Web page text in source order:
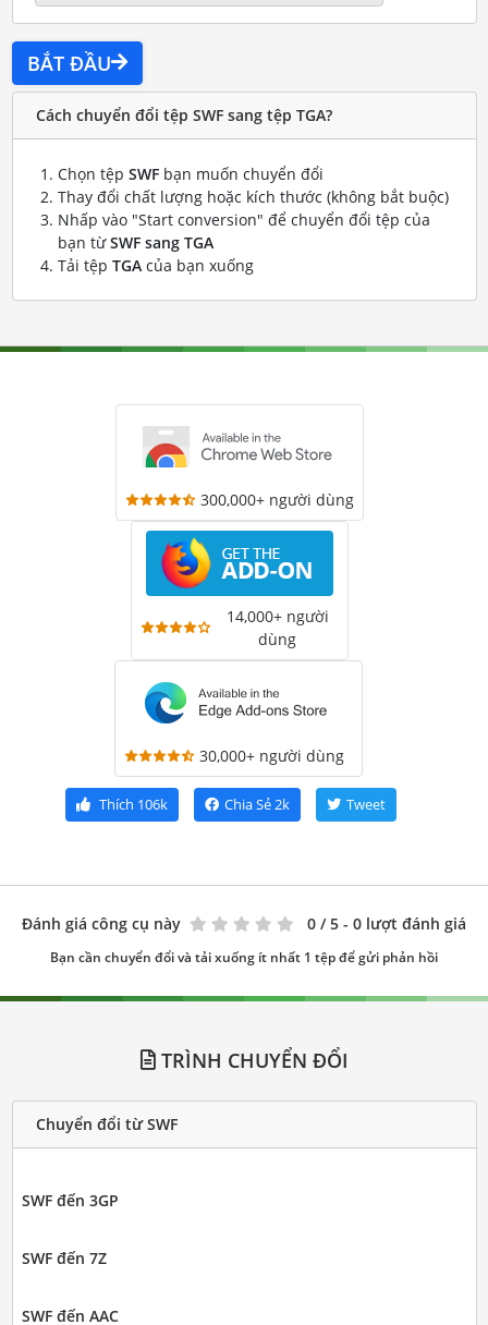
BẮT ĐẦU
Cách chuyển đổi tệp SWF sang tệp TGA?
Chọn tệp SWFbạn muốn chuyển đổi
Thay đổi chất lượng hoặc kích thước (không bắt buộc)
Nhấp vào "Start conversion" để chuyển đổi tệp của
bạn từSWF sang TGA
Tải tệp TGAcủa bạn xuống
300,000+ người dùng
14,000+ người
dùng
30,000+ người dùng
Thích 106k Chia Sẻ2k Tweet
Đánh giá công cụ này 0 / 5 - 0 lượt đánh giá
Bạn cần chuyển đổi và tải xuống ít nhất 1 tệp để gửi phản hồi
TRÌNH CHUYỂN ĐỔI
Chuyển đổi từ SWF
SWF đến 3GP
SWF đến 7Z
SWF đến AAC